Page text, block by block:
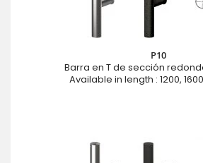
P10
Barra en T de sección
Available in length : 1200,